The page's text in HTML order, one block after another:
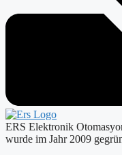
ERS Elektronik
wurde im Jahr 2009